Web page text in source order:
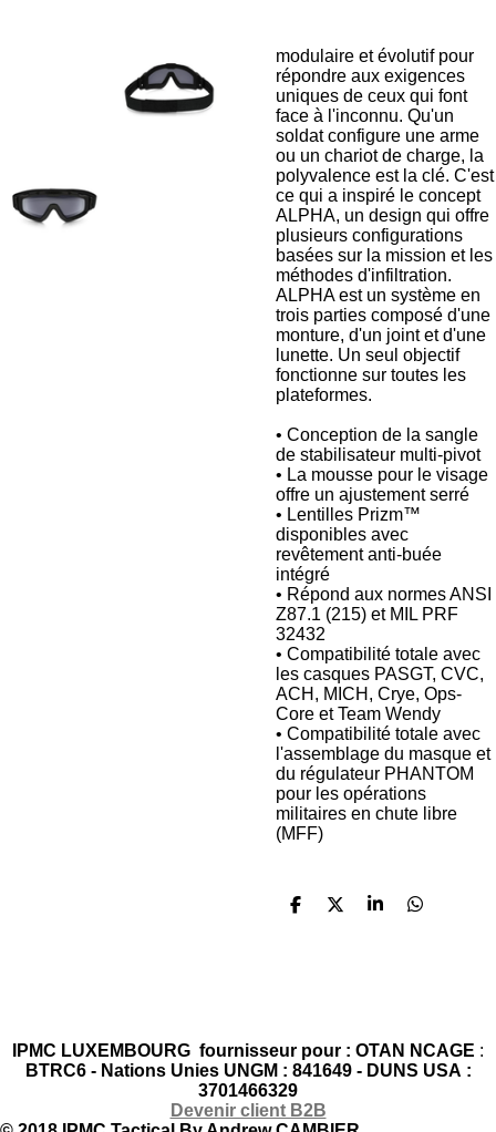
modulaire et évolutif pour
répondre aux exigences
uniques de ceux qui font
face à l'inconnu. Qu'un
soldat configure une arme
ou un chariot de charge, la
polyvalence est la clé. C'est
ce qui a inspiré le concept
ALPHA, un design qui offre
plusieurs configurations
basées sur la mission et les
méthodes d'infiltration.
ALPHA est un système en
trois parties composé d'une
monture, d'un joint et d'une
lunette. Un seul objectif
fonctionne sur toutes les
plateformes.
• Conception de la sangle
de stabilisateur multi-pivot
• La mousse pour le visage
offre un ajustement serré
• Lentilles Prizm™
disponibles avec
revêtement anti-buée
intégré
• Répond aux normes ANSI
Z87.1 (215) et MIL PRF
32432
• Compatibilité totale avec
les casques PASGT, CVC,
ACH, MICH, Crye, Ops-
Core et Team Wendy
• Compatibilité totale avec
l'assemblage du masque et
du régulateur PHANTOM
pour les opérations
militaires en chute libre
(MFF)
P
P
P
P
c
e
s
t
g
n
k
e
d
u
T
b
a
IPMC LUXEMBOURG fournisseur pour : OTAN NCAGE :
BTRC6 - Nations Unies UNGM : 841649 - DUNS USA :
3701466329
Devenir client B2B